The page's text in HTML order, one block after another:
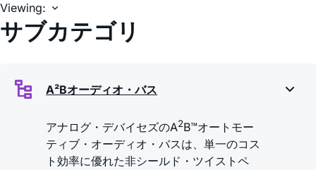
Viewing:
サブカテゴリ
A²Bオーディオ・バス
アナログ・デバイセズのA2B™オートモー
ティブ・オーディオ・バスは、単一のコス
ト効率に優れた非シールド・ツイストペ